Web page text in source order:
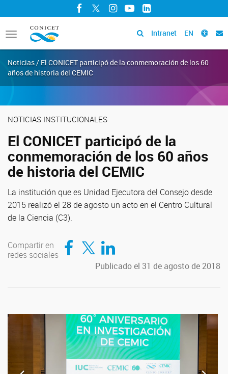
Facebook
TwitterInstagram
YouTubeLinkedIn
Toggle
navigation
Intranet EN
Noticias / El CONICET participó de la conmemoración de los 60
años de historia del CEMIC
NOTICIAS INSTITUCIONALES
El CONICET participó de la
conmemoración de los 60 años
de historia del CEMIC
La institución que es Unidad Ejecutora del Consejo desde
2015 realizó el 28 de agosto un acto en el Centro Cultural
de la Ciencia (C3).
Compartir en
redes sociales
Compartir en Facebook
Compartir en TwitterCompartir en LinkedIn
Publicado el 31 de agosto de 2018